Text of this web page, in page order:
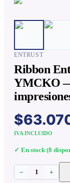
ENTRUST
Ribbon
YMCKO
IVA INCLUIDO
✓ En stock (8
− 1 +